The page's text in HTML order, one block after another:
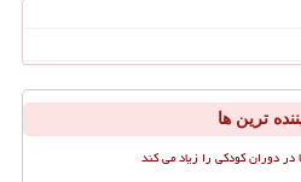
ترین ها
در دوران کودکی را زیاد می کند